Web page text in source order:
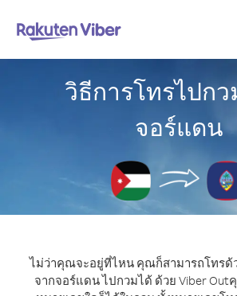
วิธีการโทรไปก
จอร์แดน
ไม่ว่าคุณจะอยู่ที่ไหน คุณก็สามารถโทรด้
จากจอร์แดน ไปกวมได้ ด้วย Viber Out